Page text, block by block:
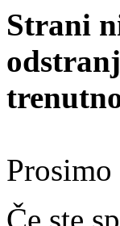
Strani
Prosimo